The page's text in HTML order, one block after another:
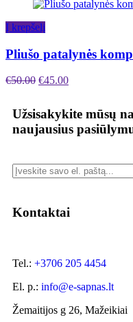
Į krepšelį
Pliušo patalynės
€50.00 €45.00
Užsisakykite mūsų
naujausius
Kontaktai
Tel.: +3706 205 4454
El. p.: info@e-sapnas.lt
Žemaitijos g 26, Mažeikiai